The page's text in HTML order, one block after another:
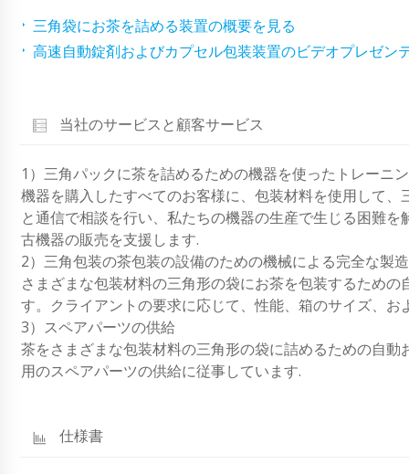
三角袋にお茶を詰める装置の概要を見る
高速自動錠剤およびカプセル包装装置のビデオプレゼン
当社のサービスと顧客サービス
1）三角パックに茶を詰めるための機器を使ったトレーニ
機器を購入したすべてのお客様に、包装材料を使用して
と通信で相談を行い、私たちの機器の生産で生じる困難
古機器の販売を支援します.
2）三角包装の茶包装の設備のための機械による完全な製造
さまざまな包装材料の三角形の袋にお茶を包装するため
す。クライアントの要求に応じて、性能、箱のサイズ、
3）スペアパーツの供給
茶をさまざまな包装材料の三角形の袋に詰めるための自
用のスペアパーツの供給に従事しています.
仕様書